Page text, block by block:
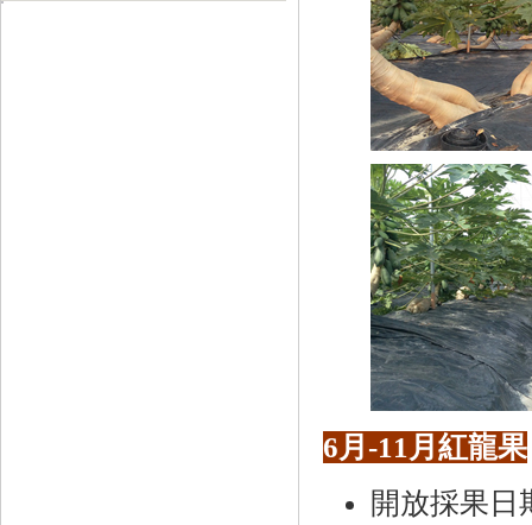
6月-11月紅龍果
開放採果日